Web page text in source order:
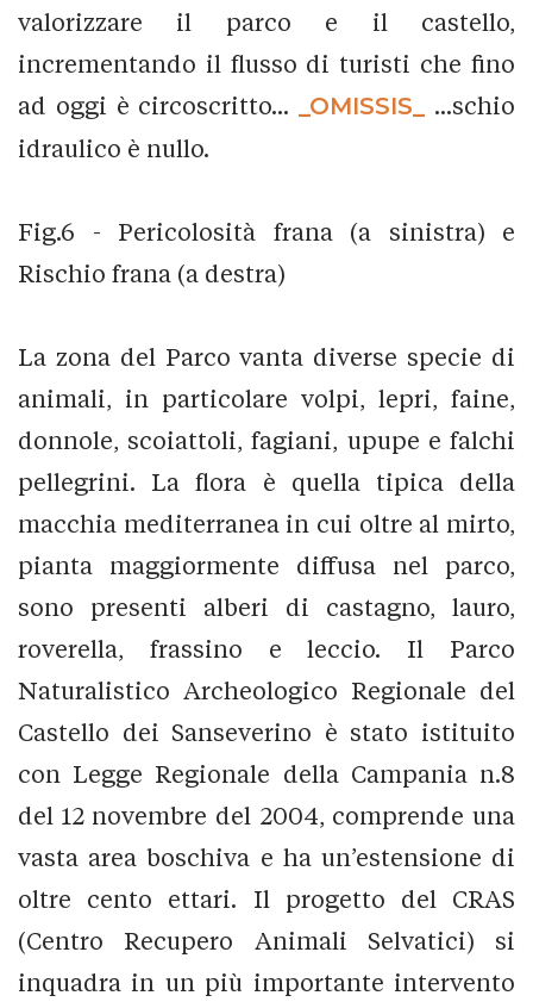
valorizzare il parco e il castello,
incrementando il flusso di turisti che fino
ad oggi è circoscritto...
_OMISSIS_
...schio
idraulico è nullo.
Fig.6 - Pericolosità frana (a sinistra) e
Rischio frana (a destra)
La zona del Parco vanta diverse specie di
animali, in particolare volpi, lepri, faine,
donnole, scoiattoli, fagiani, upupe e falchi
pellegrini. La flora è quella tipica della
macchia mediterranea in cui oltre al mirto,
pianta maggiormente diffusa nel parco,
sono presenti alberi di castagno, lauro,
roverella, frassino e leccio. Il Parco
Naturalistico Archeologico Regionale del
Castello dei Sanseverino è stato istituito
con Legge Regionale della Campania n.8
del 12 novembre del 2004, comprende una
vasta area boschiva e ha un’estensione di
oltre cento ettari. Il progetto del CRAS
(Centro Recupero Animali Selvatici) si
inquadra in un più importante intervento